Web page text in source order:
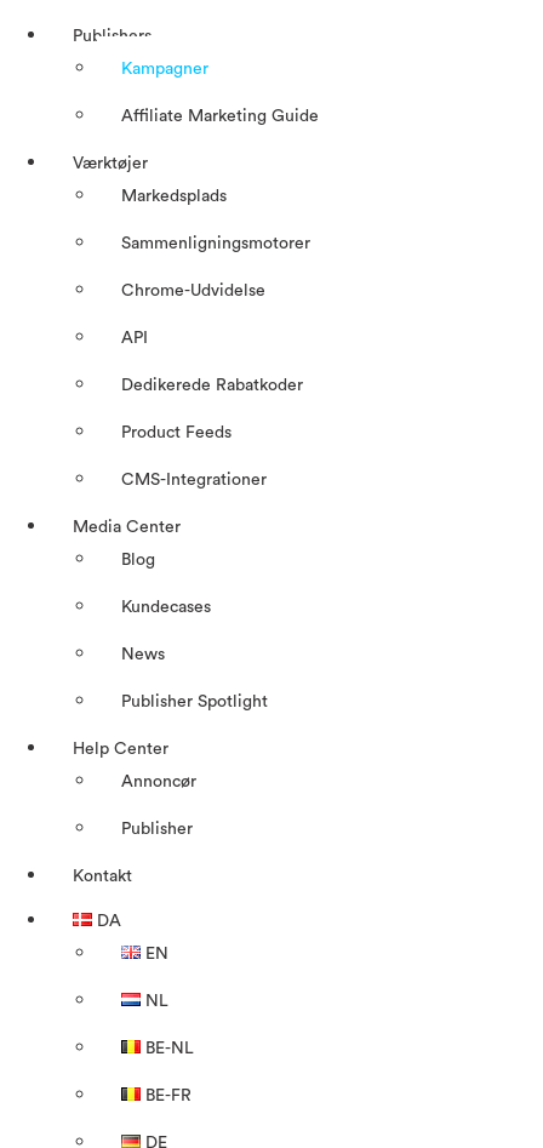
Publishers
Kampagner
Affiliate Marketing Guide
Værktøjer
Markedsplads
Sammenligningsmotorer
Chrome-Udvidelse
API
Dedikerede Rabatkoder
Product Feeds
CMS-Integrationer
Media Center
Blog
Kundecases
News
Publisher Spotlight
Help Center
Annoncør
Publisher
Kontakt
DA
EN
NL
BE-NL
BE-FR
DE